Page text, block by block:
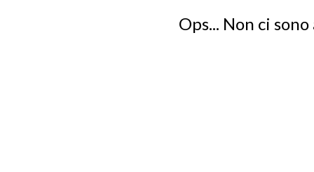
Ops... Non ci